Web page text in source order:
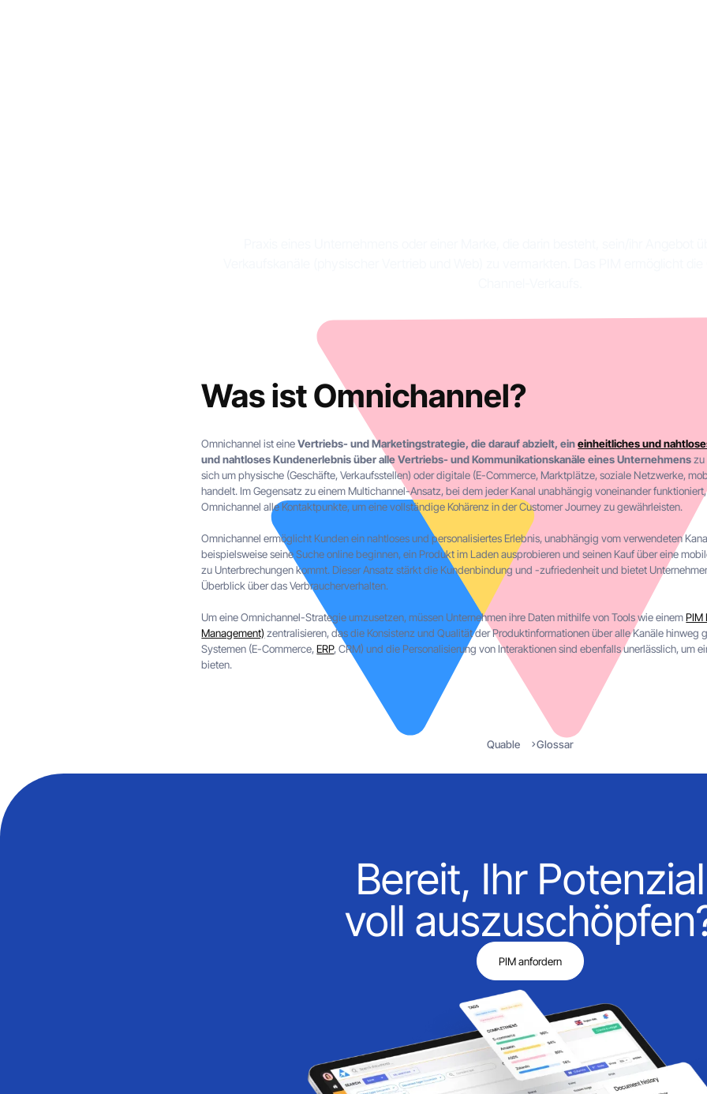
Was ist Omnichannel?
Omnichannel ist eineVertriebs- und Marketingstrategie, die darauf abzielt, eineinheitliches und
und nahtloses Kundenerlebnis über alle Vertriebs- und Kommunikationskanäle eines Unternehmenszu
sich um physische (Geschäfte, Verkaufsstellen) oder digitale (E-Commerce, Marktplätze, soziale Netzwerke,
handelt. Im Gegensatz zu einem Multichannel-Ansatz, bei dem jeder Kanal unabhängig voneinander
Omnichannel alle Kontaktpunkte, um eine vollständige Kohärenz in der Customer Journey zu gewährleisten.
Omnichannel ermöglicht Kunden ein nahtloses und personalisiertes Erlebnis, unabhängig vom verwendeten
beispielsweise seine Suche online beginnen, ein Produkt im Laden ausprobieren und seinen Kauf über eine
zu Unterbrechungen kommt. Dieser Ansatz stärkt die Kundenbindung und -zufriedenheit und bietet
Überblick über das Verbraucherverhalten.
Um eine Omnichannel-Strategie umzusetzen, müssen Unternehmen ihre Daten mithilfe von Tools wie einemPIM
Management) zentralisieren, das die Konsistenz und Qualität der Produktinformationen über alle Kanäle hinweg
Systemen (E-Commerce,ERP, CRM) und die Personalisierung von Interaktionen sind ebenfalls unerlässlich, um
bieten.
Quable Glossar
Bereit, Ihr Potenzial
voll
PIM anfordern